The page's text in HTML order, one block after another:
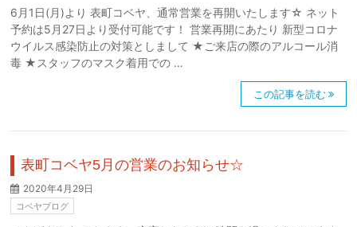
6月1日(月)より 表町コベヤ、通常営業を再開いたします☆ ネット
予約は5月27日より受付可能です！ 営業再開にあたり 新型コロナ
ウイルス感染防止の対策としまして ★ご来店の際のアルコール消
毒 ★スタッフのマスク着用での …
この記事を読む
表町コベヤ5月の営業のお知らせ☆
2020年4月29日
コベヤブログ